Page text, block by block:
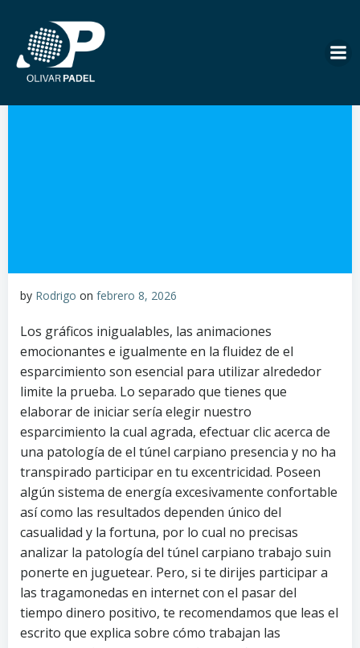
by Rodrigo on febrero 8, 2026
Los gráficos inigualables, las animaciones
emocionantes e igualmente en la fluidez de el
esparcimiento son esencial para utilizar alrededor
limite la prueba. Lo separado que tienes que
elaborar de iniciar serí­a elegir nuestro
esparcimiento la cual agrada, efectuar clic acerca de
una patologí­a de el túnel carpiano presencia y no ha
transpirado participar en tu excentricidad. Poseen
algún sistema de energía excesivamente confortable
así­ como las resultados dependen único del
casualidad y la fortuna, por lo cual no precisas
analizar la patologí­a del túnel carpiano trabajo suin
ponerte en juguetear. Pero, si te dirijes participar a
las tragamonedas en internet con el pasar del
tiempo dinero positivo, te recomendamos que leas el
escrito que explica sobre cómo trabajan las